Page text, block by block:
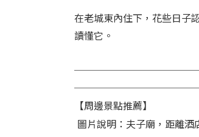
在老城東內住下，花些日子
讀懂它。
【周邊景點推薦】
圖片說明：夫子廟，距離